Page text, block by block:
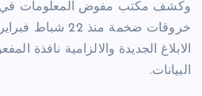
خروقات ضخمة منذ
الابلاغ الجديدة والالزامية نافذة
البيانات.